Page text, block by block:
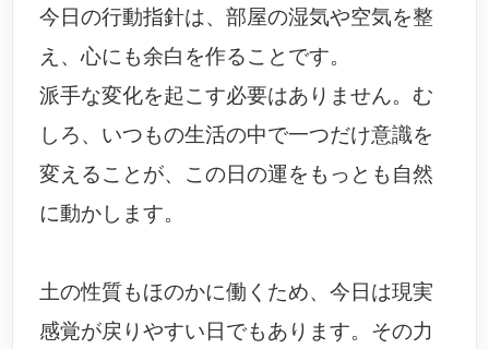
今日の行動指針は、部屋の湿気や空気を整
え、心にも余白を作ることです。
派手な変化を起こす必要はありません。む
しろ、いつもの生活の中で一つだけ意識を
変えることが、この日の運をもっとも自然
に動かします。
土の性質もほのかに働くため、今日は現実
感覚が戻りやすい日でもあります。その力